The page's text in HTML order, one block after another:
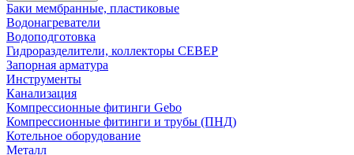
Баки мембранные, пластиковые
Водонагреватели
Водоподготовка
Гидроразделители, коллекторы СЕВЕР
Запорная арматура
Инструменты
Канализация
Компрессионные фитинги Gebo
Компрессионные фитинги и трубы (ПНД)
Котельное оборудование
Металл